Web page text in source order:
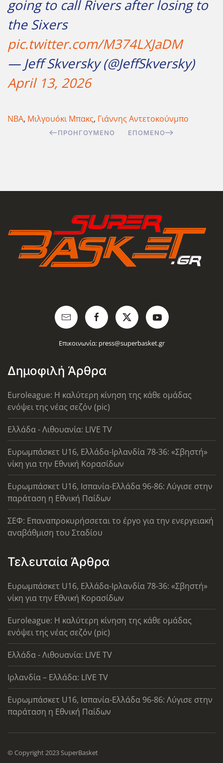
going to call Rivers after losing to
the Sixers
pic.twitter.com/M374LXJaDM
— Jeff Skversky (@JeffSkversky)
April 13, 2026
NBA, Μιλγουόκι Μπακς, Γιάννης Αντετοκούνμπο
ΠΡΟΗΓΟΎΜΕΝΟ ΕΠΌΜΕΝΟ
Επικοινωνία: press@superbasket.gr
Δημοφιλή Άρθρα
Euroleague: Η καλύτερη κίνηση της κάθε ομάδας
ενόψει της νέας σεζόν (pic)
Ελλάδα - Λιθουανία: LIVE TV
Ευρωμπάσκετ U16, Ελλάδα-Ιρλανδία 78-36: «Σβηστή»
νίκη για την Εθνική Κορασίδων
Ευρωμπάσκετ U16, Ισπανία-Ελλάδα 96-86: Λύγισε στην
παράταση η Εθνική Παίδων
ΣΕΦ: Επαναπροκυρήσσεται το έργο για την ενεργειακή
αναβάθμιση του Σταδίου
Τελευταία Άρθρα
Ευρωμπάσκετ U16, Ελλάδα-Ιρλανδία 78-36: «Σβηστή»
νίκη για την Εθνική Κορασίδων
Euroleague: Η καλύτερη κίνηση της κάθε ομάδας
ενόψει της νέας σεζόν (pic)
Ελλάδα - Λιθουανία: LIVE TV
Ιρλανδία – Ελλάδα: LIVE TV
Ευρωμπάσκετ U16, Ισπανία-Ελλάδα 96-86: Λύγισε στην
παράταση η Εθνική Παίδων
© Copyright 2023 SuperBasket